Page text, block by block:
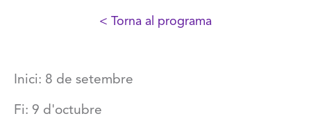
< Torna al programa
Inici: 8 de setembre
Fi: 9 d'octubre